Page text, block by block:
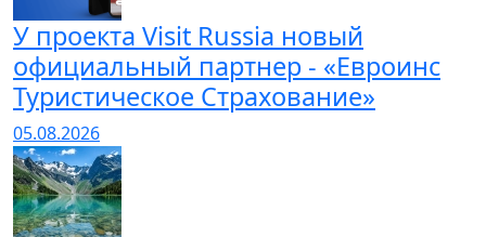
У проекта Visit Russia новый
официальный партнер - «Евроинс
Туристическое Страхование»
05.08.2026